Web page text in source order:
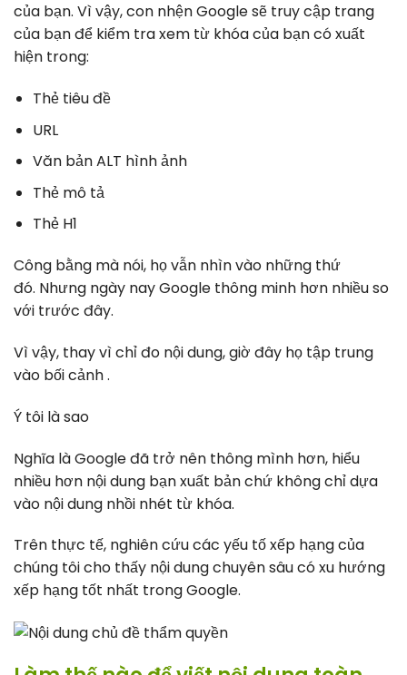
của bạn. Vì vậy, con nhện Google sẽ truy cập trang
của bạn để kiểm tra xem từ khóa của bạn có xuất
hiện trong:
Thẻ tiêu đề
URL
Văn bản ALT hình ảnh
Thẻ mô tả
Thẻ H1
Công bằng mà nói, họ vẫn nhìn vào những thứ
đó. Nhưng ngày nay Google thông minh hơn nhiều so
với trước đây.
Vì vậy, thay vì chỉ đo nội dung, giờ đây họ tập trung
vào bối cảnh .
Ý tôi là sao
Nghĩa là Google đã trở nên thông mình hơn, hiểu
nhiều hơn nội dung bạn xuất bản chứ không chỉ dựa
vào nội dung nhồi nhét từ khóa.
Trên thực tế, nghiên cứu các yếu tố xếp hạng của
chúng tôi cho thấy nội dung chuyên sâu có xu hướng
xếp hạng tốt nhất trong Google.